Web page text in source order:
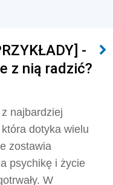
-
z nią radzić?
najbardziej
dotyka wielu
zostawia
psychikę i życie
W